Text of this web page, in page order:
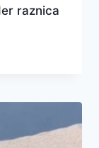
raznica